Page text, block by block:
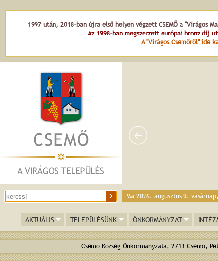
1997 után, 2018-ban újra első helyen végzett CSEMŐ a "Virágos
Az 1998-ban megszerzett európai bronz díj
A "Virágos Csemőről" ide
Ma 2026. augusztus 9.
AKTUÁLIS TELEPÜLÉSÜNK ÖNKORMÁNYZAT
Csemő Község Önkormányzata, 2713